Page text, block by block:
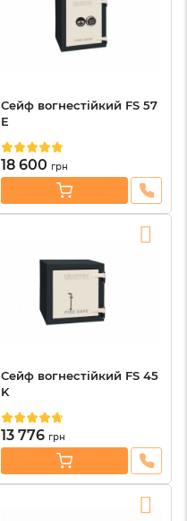
Сейф вогнестійкий FS 57
E
18 600 грн
Сейф вогнестійкий FS 45
K
13 776 грн